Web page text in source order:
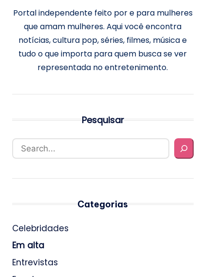
Portal independente feito por e para mulheres
que amam mulheres. Aqui você encontra
notícias, cultura pop, séries, filmes, música e
tudo o que importa para quem busca se ver
representada no entretenimento.
Pesquisar
Categorias
Celebridades
Em alta
Entrevistas